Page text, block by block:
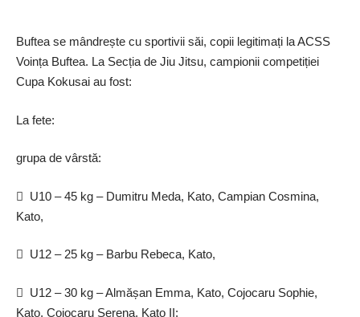
Buftea se mândrește cu sportivii săi, copii legitimați la ACSS
Voința Buftea. La Secția de Jiu Jitsu, campionii competiției
Cupa Kokusai au fost:
La fete:
grupa de vârstă:
 U10 – 45 kg – Dumitru Meda, Kato, Campian Cosmina,
Kato,
 U12 – 25 kg – Barbu Rebeca, Kato,
 U12 – 30 kg – Almășan Emma, Kato, Cojocaru Sophie,
Kato, Cojocaru Serena, Kato II;